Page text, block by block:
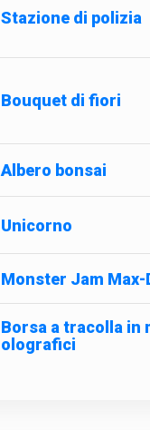
Stazione di polizia
Bouquet di fiori
Albero bonsai
Unicorno
Monster Jam Max-
Borsa a tracolla in
olografici